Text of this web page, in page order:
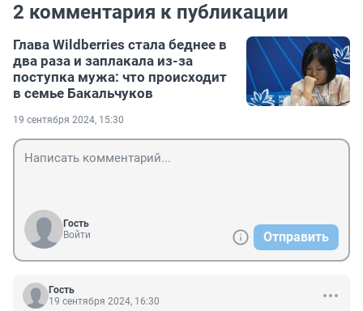
2 комментария к публикации
Глава Wildberries стала беднее в
два раза и заплакала из-за
поступка мужа: что происходит
в семье Бакальчуков
19 сентября 2024, 15:30
Гость
Войти
Отправить
Гость
19 сентября 2024, 16:30